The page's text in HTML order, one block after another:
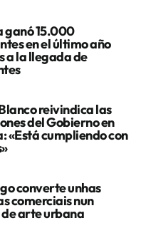
ganó 15.000
en el último año
a la llegada de
reivindica las
del Gobierno en
«Está cumpliendo con
converte unhas
comerciais nun
de arte urbana